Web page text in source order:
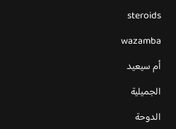
steroids
wazamba
أم سيعيد
الجميلية
الدوحة